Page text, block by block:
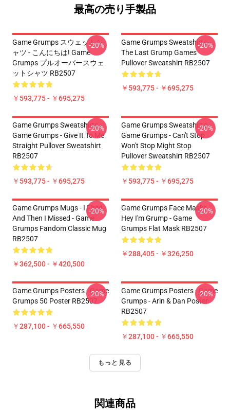
最高の売り手製品
Game Grumps スウェットシ
ャツ - こんにちは! Game
Grumps プルオーバースウェ
ットシャツ RB2507
￥593,775 - ￥695,275
-20%
Game Grumps Sweatshirts -
The Last Grump Games
Pullover Sweatshirt RB2507
￥593,775 - ￥695,275
-20%
Game Grumps Sweatshirts -
Game Grumps - Give It To Me
Straight Pullover Sweatshirt
RB2507
￥593,775 - ￥695,275
-20%
Game Grumps Sweatshirts -
Game Grumps - Can't Stop
Won't Stop Might Stop
Pullover Sweatshirt RB2507
￥593,775 - ￥695,275
-20%
Game Grumps Mugs - I Fired
And Then I Missed - Game
Grumps Fandom Classic Mug
RB2507
￥362,500 - ￥420,500
-20%
Game Grumps Face Masks -
Hey I'm Grump - Game
Grumps Flat Mask RB2507
￥288,405 - ￥326,250
-20%
Game Grumps Posters - Game
Grumps 50 Poster RB2507
￥287,100 - ￥665,550
-20%
Game Grumps Posters - Game
Grumps - Arin & Dan Poster
RB2507
￥287,100 - ￥665,550
-20%
もっと見る
関連商品